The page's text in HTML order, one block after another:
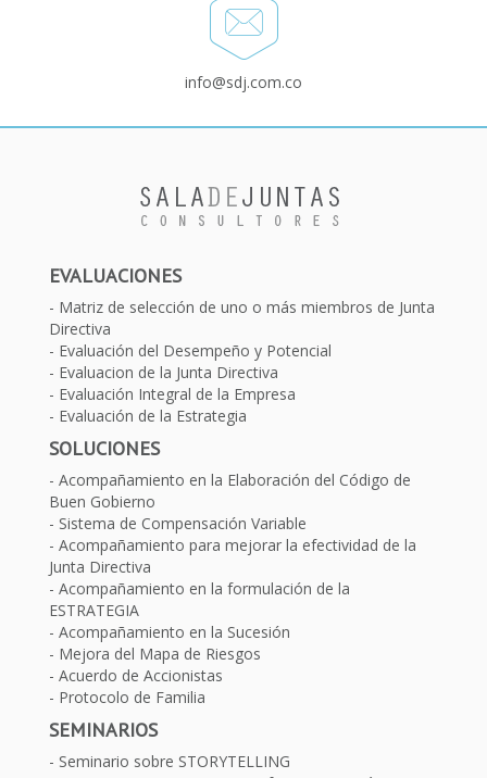
info@sdj.com.co
EVALUACIONES
Matriz de selección de uno o más miembros de Junta
Directiva
Evaluación del Desempeño y Potencial
Evaluacion de la Junta Directiva
Evaluación Integral de la Empresa
Evaluación de la Estrategia
SOLUCIONES
Acompañamiento en la Elaboración del Código de
Buen Gobierno
Sistema de Compensación Variable
Acompañamiento para mejorar la efectividad de la
Junta Directiva
Acompañamiento en la formulación de la
ESTRATEGIA
Acompañamiento en la Sucesión
Mejora del Mapa de Riesgos
Acuerdo de Accionistas
Protocolo de Familia
SEMINARIOS
Seminario sobre STORYTELLING